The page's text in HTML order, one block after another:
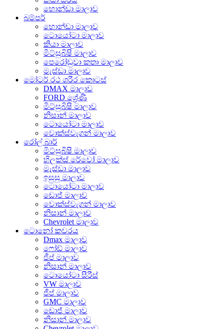
හොන්ඩා මාලාව
බම්පර්
හොන්ඩා මාලාව
ටොයෝටා මාලාව
කියා මාලාව
මිට්සුබිෂි මාලාව
පෙරෝඩුවා කතා මාලාව
මැස්ඩා මාලාව
මෝටර් රථ ශරීර කොටස්
DMAX මාලාව
FORD ශ්‍රේණි
මිට්සුබිෂි මාලාව
නිසාන් මාලාව
ටොයෝටා මාලාව
වොක්ස්වැගන් මාලාව
රෝල් බාර්
මිට්සුබිෂි මාලාව
හිලක්ස් රේවෝ මාලාව
මැස්ඩා මාලාව
ඉසුසු මාලාව
ටොයෝටා මාලාව
ඩොජ් මාලාව
වොක්ස්වැගන් මාලාව
නිසාන් මාලාව
Chevrolet මාලාව
ටොනෝ කවරය
Dmax මාලාව
ෆෝඩ් මාලාව
ජීප් මාලාව
නිසාන් මාලාව
ටොයෝටා සීරීස්
VW මාලාව
ජීප් මාලාව
GMC මාලාව
ඩොජ් මාලාව
නිසාන් මාලාව